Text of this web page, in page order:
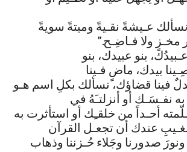
نسألك عـيشةً نقـيةً وميتةً سويةً
مخـزٍ ولا فـاضِـح.”
عـبيدُك، بنو عبيدك، بنو
بيدك، ماضٍ فـينا
فينا قضاؤك، نسألك بكلِ اسم هـو
نفـسَـك أو أنزلتـَهُ في
أحـداً من خلقـِك أو استأثرت به
عندك أن تجعـل القرآن
ونورَ صدورنا وجَلاء حُـزننا وذهاب